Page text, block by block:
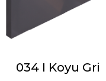
034 I Koyu Gri